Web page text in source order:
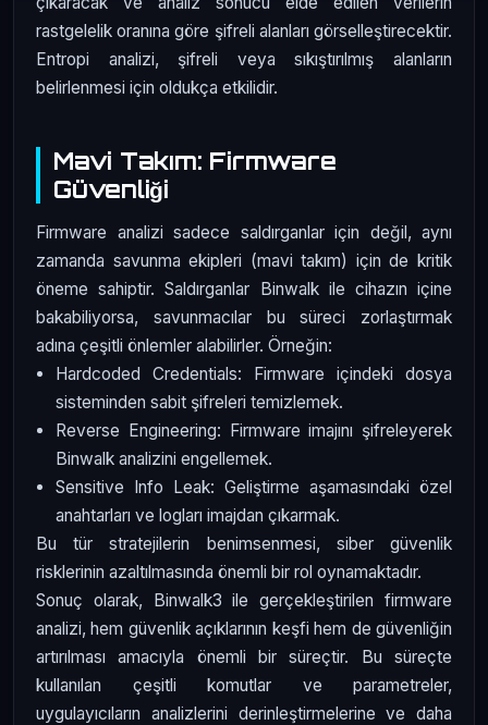
rastgelelik oranına göre şifreli alanları görselleştirecektir.
Entropi analizi, şifreli veya sıkıştırılmış alanların
belirlenmesi için oldukça etkilidir.
Mavi Takım: Firmware
Güvenliği
Firmware analizi sadece saldırganlar için değil, aynı
zamanda savunma ekipleri (mavi takım) için de kritik
öneme sahiptir. Saldırganlar Binwalk ile cihazın içine
bakabiliyorsa, savunmacılar bu süreci zorlaştırmak
adına çeşitli önlemler alabilirler. Örneğin:
Hardcoded Credentials: Firmware içindeki dosya
sisteminden sabit şifreleri temizlemek.
Reverse Engineering: Firmware imajını şifreleyerek
Binwalk analizini engellemek.
Sensitive Info Leak: Geliştirme aşamasındaki özel
anahtarları ve logları imajdan çıkarmak.
Bu tür stratejilerin benimsenmesi, siber güvenlik
risklerinin azaltılmasında önemli bir rol oynamaktadır.
Sonuç olarak, Binwalk3 ile gerçekleştirilen firmware
analizi, hem güvenlik açıklarının keşfi hem de güvenliğin
artırılması amacıyla önemli bir süreçtir. Bu süreçte
kullanılan çeşitli komutlar ve parametreler,
uygulayıcıların analizlerini derinleştirmelerine ve daha